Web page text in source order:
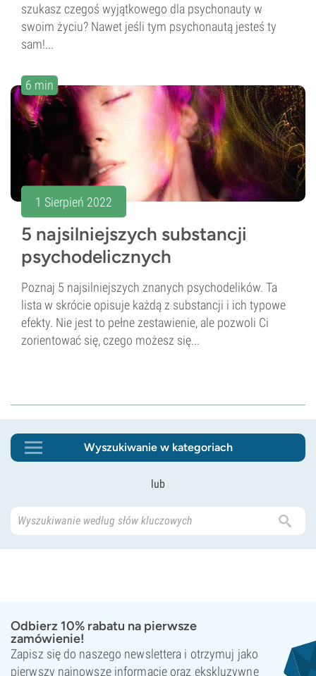
szukasz czegoś wyjątkowego dla psychonauty w
swoim życiu? Nawet jeśli tym psychonautą jesteś ty
sam!...
6 min
1 Sierpień 2022
5 najsilniejszych substancji
psychodelicznych
Poznaj 5 najsilniejszych znanych psychodelików. Ta
lista w skrócie opisuje każdą z substancji i ich typowe
efekty. Nie jest to pełne zestawienie, ale pozwoli Ci
zorientować się, czego możesz się...
Wyszukiwanie w kategoriach
lub
Odbierz 10% rabatu na pierwsze
zamówienie!
Zapisz się do naszego newslettera i otrzymuj jako
pierwszy najnowsze informacje oraz ekskluzywne